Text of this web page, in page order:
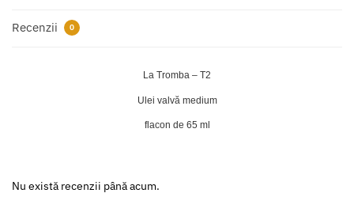
Recenzii 0
La Tromba – T2
Ulei valvă medium
flacon de 65 ml
Nu există recenzii până acum.